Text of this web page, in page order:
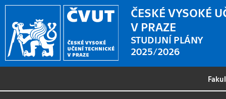
ČESKÉ VYSOKÉ
V PRAZE
STUDIJNÍ PLÁNY
2025/2026